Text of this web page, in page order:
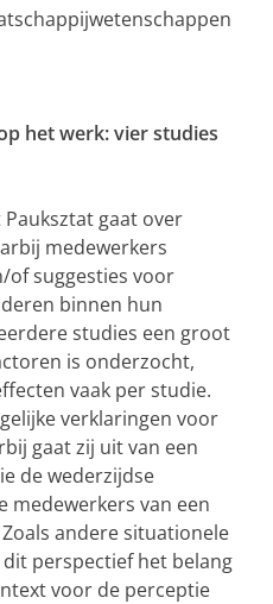
het werk: vier studies
gaat over
medewerkers
of suggesties voor
binnen hun
studies een groot
is onderzocht,
vaak per studie.
verklaringen voor
gaat zij uit van een
de wederzijdse
medewerkers van een
andere situationele
perspectief het belang
voor de perceptie